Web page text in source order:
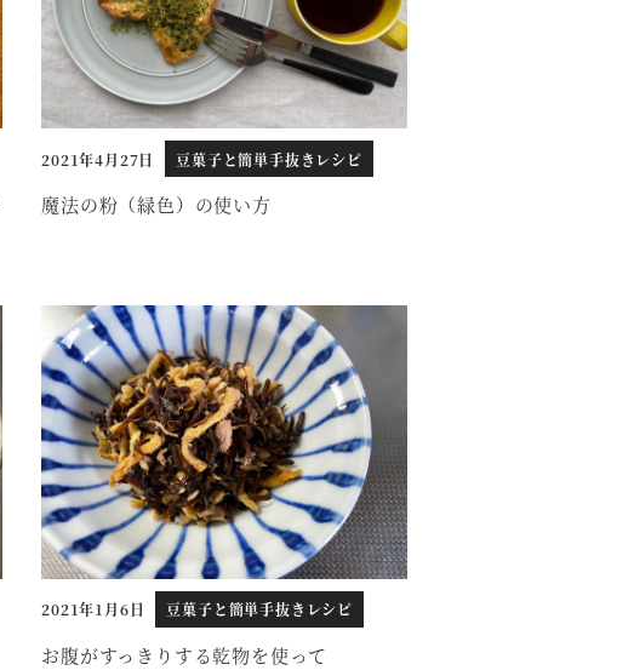
魔法の粉（緑色）の使い方
投稿日
2021年4月27日 豆菓子と簡単手抜きレシピ
お腹がすっきりする乾物を使って
投稿日
2021年1月6日 豆菓子と簡単手抜きレシピ